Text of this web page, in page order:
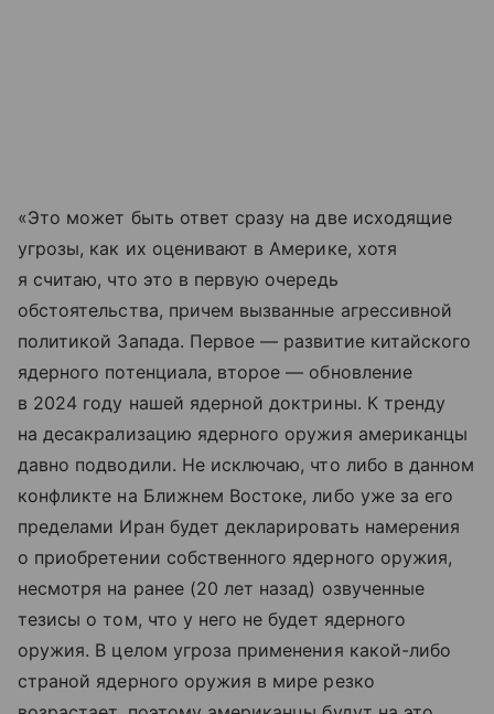
«Это может быть ответ сразу на две исходящие
угрозы, как их оценивают в Америке, хотя
я считаю, что это в первую очередь
обстоятельства, причем вызванные агрессивной
политикой Запада. Первое — развитие китайского
ядерного потенциала, второе — обновление
в 2024 году нашей ядерной доктрины. К тренду
на десакрализацию ядерного оружия американцы
давно подводили. Не исключаю, что либо в данном
конфликте на Ближнем Востоке, либо уже за его
пределами Иран будет декларировать намерения
о приобретении собственного ядерного оружия,
несмотря на ранее (20 лет назад) озвученные
тезисы о том, что у него не будет ядерного
оружия. В целом угроза применения какой-либо
страной ядерного оружия в мире резко